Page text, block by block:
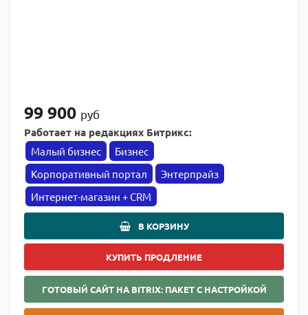
99 900 руб
Работает на редакциях Битрикс:
Малый бизнес
Бизнес
Корпоративный портал
Энтерпрайз
Интернет-магазин + CRM
В КОРЗИНУ
КУПИТЬ ПРОДЛЕНИЕ
ГОТОВЫЙ САЙТ НА BITRIX: ПАКЕТ С НАСТРОЙКОЙ